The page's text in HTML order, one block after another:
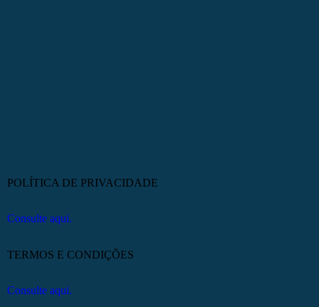
POLÍTICA DE PRIVACIDADE
Consulte aqui.
TERMOS E CONDIÇÕES
Consulte aqui.